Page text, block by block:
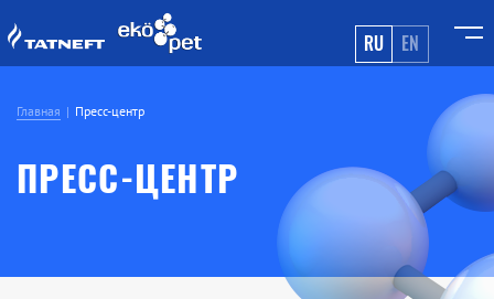
RU EN
Главная Пресс-центр
ПРЕСС-ЦЕНТР